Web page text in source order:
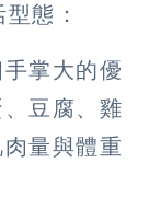
態：
掌大的優
豆腐、雞
量與體重